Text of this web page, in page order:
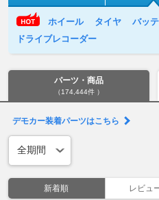
ホイール タイヤ バッ
ドライブレコーダー
パーツ・商品
（174,444件 ）
デモカー装着パーツはこちら
新着順 レビュ